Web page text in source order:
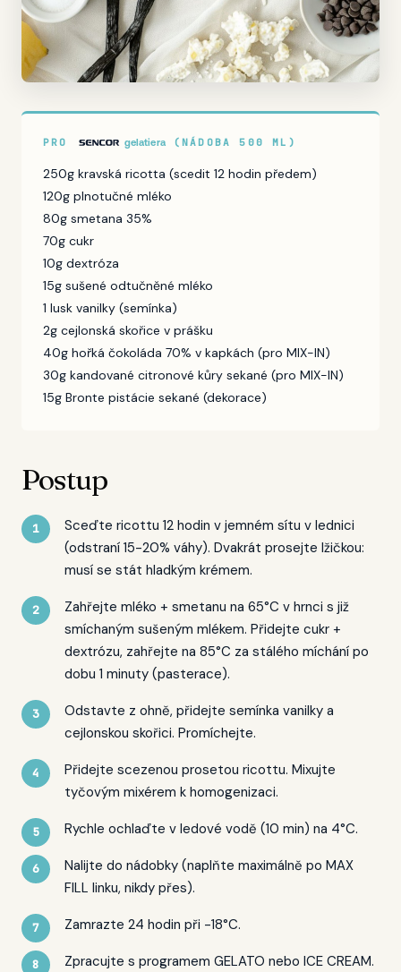
PRO gelatiera(NÁDOBA 500 ML)
250g kravská ricotta (scedit 12 hodin předem)
120g plnotučné mléko
80g smetana 35%
70g cukr
10g dextróza
15g sušené odtučněné mléko
1 lusk vanilky (semínka)
2g cejlonská skořice v prášku
40g hořká čokoláda 70% v kapkách (pro MIX-IN)
30g kandované citronové kůry sekané (pro MIX-IN)
15g Bronte pistácie sekané (dekorace)
Postup
Sceďte ricottu 12 hodin v jemném sítu v lednici
(odstraní 15-20% váhy). Dvakrát prosejte lžičkou:
musí se stát hladkým krémem.
Zahřejte mléko + smetanu na 65°C v hrnci s již
smíchaným sušeným mlékem. Přidejte cukr +
dextrózu, zahřejte na 85°C za stálého míchání po
dobu 1 minuty (pasterace).
Odstavte z ohně, přidejte semínka vanilky a
cejlonskou skořici. Promíchejte.
Přidejte scezenou prosetou ricottu. Mixujte
tyčovým mixérem k homogenizaci.
Rychle ochlaďte v ledové vodě (10 min) na 4°C.
Nalijte do nádobky (naplňte maximálně po MAX
FILL linku, nikdy přes).
Zamrazte 24 hodin při -18°C.
Zpracujte s programem GELATO nebo ICE CREAM.